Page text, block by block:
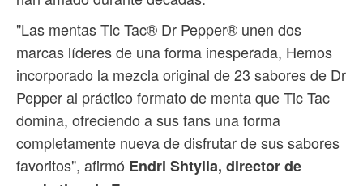
"Las mentas Tic Tac® Dr Pepper® unen dos
marcas líderes de una forma inesperada, Hemos
incorporado la mezcla original de 23 sabores de Dr
Pepper al práctico formato de menta que Tic Tac
domina, ofreciendo a sus fans una forma
completamente nueva de disfrutar de sus sabores
favoritos", afirmó Endri Shtylla, director de